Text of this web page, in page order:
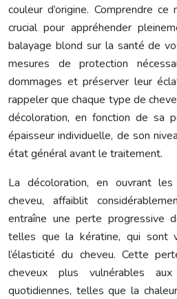
couleur d’origine. Comprendre
crucial pour appréhender
balayage blond sur la santé de
mesures de protection
dommages et préserver leur
rappeler que chaque type de
décoloration, en fonction de sa
épaisseur individuelle, de son
état général avant le traitement.
La décoloration, en ouvrant
cheveu, affaiblit
entraîne une perte progressive
telles que la kératine, qui
l’élasticité du cheveu. Cette
cheveux plus vulnérables aux
quotidiennes, telles que la